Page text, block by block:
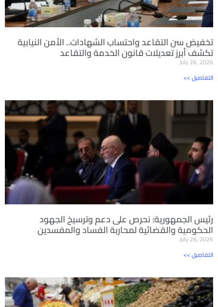
تخفيض سن التقاعد واحتساب الشهادات.. الأمن النيابية
تكشف أبرز تعديلات قانون الخدمة والتقاعد
July 26, 2026
<< التفاصيل
رئيس الجمهورية: نحرص على دعم وترسيخ الجهود
الحكومية والقضائية لمحاربة الفساد والمفسدين
July 26, 2026
<< التفاصيل